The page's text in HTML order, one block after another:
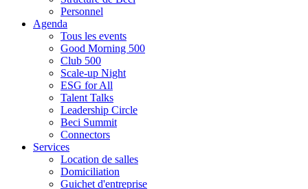
Personnel
Agenda
Tous les events
Good Morning 500
Club 500
Scale-up Night
ESG for All
Talent Talks
Leadership Circle
Beci Summit
Connectors
Services
Location de salles
Domiciliation
Guichet d'entreprise